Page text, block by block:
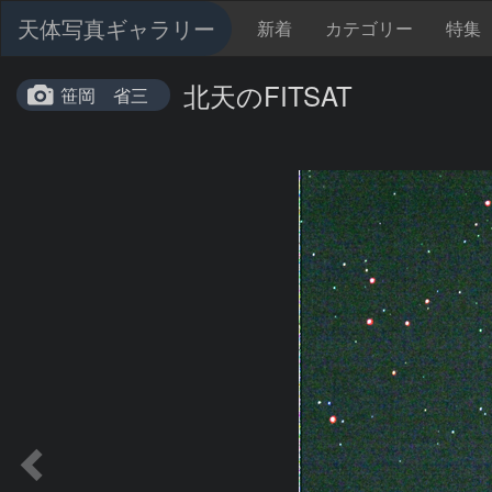
天体写真ギャラリー 新着 カテゴリー 特集
笹岡 省三 北天のFITSAT